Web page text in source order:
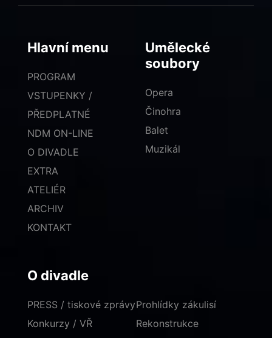
Hlavní menu
PROGRAM
VSTUPENKY /
PŘEDPLATNÉ
NDM ON-LINE
O DIVADLE
EXTRA
ATELIÉR
ARCHIV
KONTAKT
Umělecké
soubory
Opera
Činohra
Balet
Muzikál
O divadle
PRESS / tiskové zprávy
Konkurzy / VŘ
Prohlídky zákulisí
Rekonstrukce